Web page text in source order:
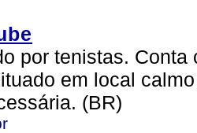
por tenistas.
em local
(BR)